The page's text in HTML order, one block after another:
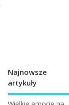
Najnowsze
artykuły